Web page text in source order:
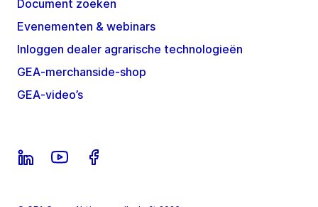
Document zoeken
Evenementen & webinars
Inloggen dealer agrarische technologieën
GEA-merchanside-shop
GEA-video’s